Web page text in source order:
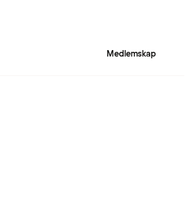
Medlemskap